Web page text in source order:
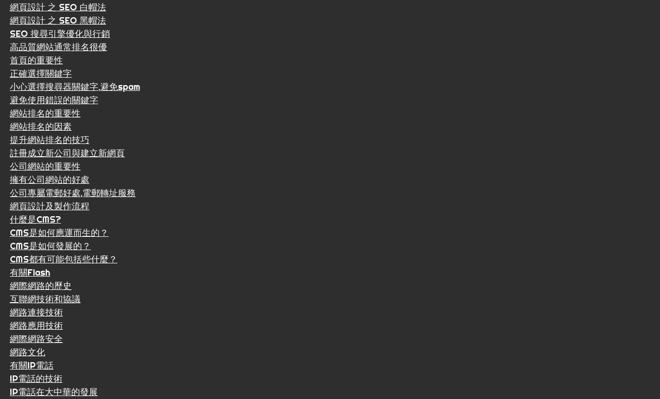
網頁設計 之 SEO 白帽法
網頁設計 之 SEO 黑帽法
SEO 搜尋引擎優化與行銷
高品質網站通常排名很優
首頁的重要性
正確選擇關鍵字
小心選擇搜尋器關鍵字,避免spam
避免使用錯誤的關鍵字
網站排名的重要性
網站排名的因素
提升網站排名的技巧
註冊成立新公司與建立新網頁
公司網站的重要性
擁有公司網站的好處
公司專屬電郵好處,電郵轉址服務
網頁設計及製作流程
什麼是CMS?
CMS是如何應運而生的？
CMS是如何發展的？
CMS都有可能包括些什麼？
有關Flash
網際網路的歷史
互聯網技術和協議
網路連接技術
網路應用技術
網際網路安全
網路文化
有關IP電話
IP電話的技術
IP電話在大中華的發展